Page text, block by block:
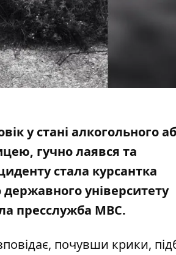
у стані алкогольного
гучно лаявся та
стала курсантка
університету
пресслужба МВС.
почувши крики,